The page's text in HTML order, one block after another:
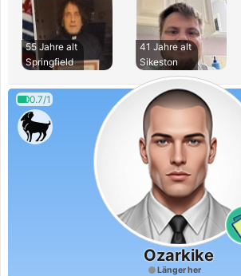
55 Jahre alt
Springfield
41 Jahre alt
Sikeston
0.7/1
Ozarkike
Länger her